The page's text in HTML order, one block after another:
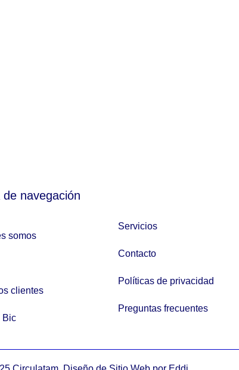
de navegación
somos
clientes
Bic
Servicios
Contacto
Políticas de privacidad
Preguntas frecuentes